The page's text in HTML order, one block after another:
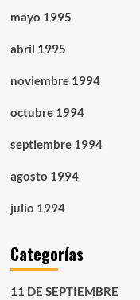
mayo 1995
abril 1995
noviembre 1994
octubre 1994
septiembre 1994
agosto 1994
julio 1994
Categorías
11 DE SEPTIEMBRE